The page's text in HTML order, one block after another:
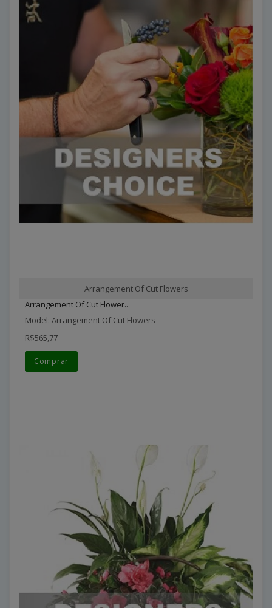
Arrangement Of Cut Flowers
Arrangement Of Cut Flower..
Model: Arrangement Of Cut Flowers
R$565,77
Comprar